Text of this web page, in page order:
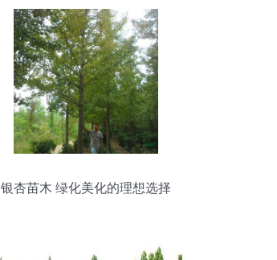
银杏苗木 绿化美化的理想选择